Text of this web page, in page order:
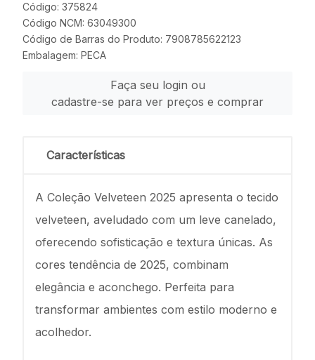
Código: 375824
Código NCM: 63049300
Código de Barras do Produto: 7908785622123
Embalagem: PECA
Faça seu login ou
cadastre-se para ver preços e comprar
Características
A Coleção Velveteen 2025 apresenta o tecido
velveteen, aveludado com um leve canelado,
oferecendo sofisticação e textura únicas. As
cores tendência de 2025, combinam
elegância e aconchego. Perfeita para
transformar ambientes com estilo moderno e
acolhedor.